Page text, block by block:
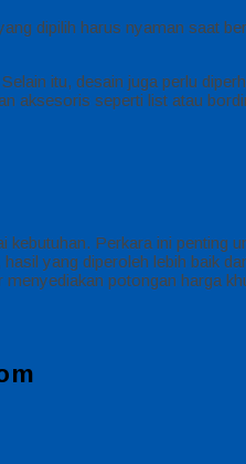
dipilih harus nyaman saat
itu, desain juga perlu
aksesoris seperti list atau
Perkara ini penting
yang diperoleh lebih baik
potongan harga